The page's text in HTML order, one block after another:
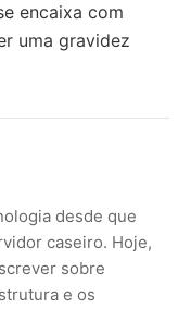
encaixa com
uma gravidez
desde que
caseiro. Hoje,
sobre
e os